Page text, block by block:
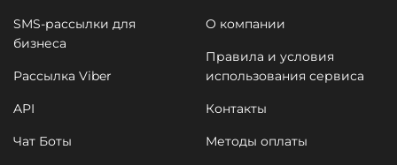
SMS-рассылки для
бизнеса
Рассылка Viber
API
Чат Боты
О компании
Правила и условия
использования сервиса
Контакты
Методы оплаты